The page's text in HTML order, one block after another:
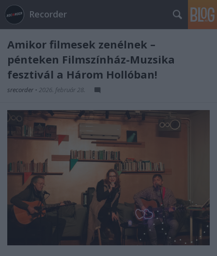
Recorder
Amikor filmesek zenélnek –
pénteken Filmszínház-Muzsika
fesztivál a Három Hollóban!
srecorder • 2026. február 28.